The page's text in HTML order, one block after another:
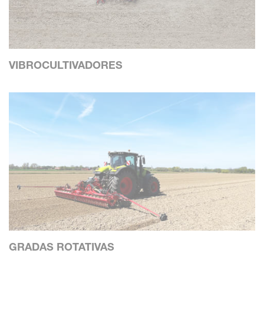
VIBROCULTIVADORES
GRADAS ROTATIVAS